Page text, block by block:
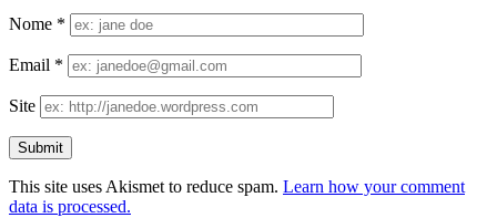
Nome *
Email *
Site
This site uses Akismet to reduce spam. Learn how your comment
data is processed.